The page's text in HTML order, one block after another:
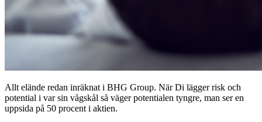
Allt elände redan inräknat i BHG Group. När Di lägger risk och
potential i var sin vågskål så väger potentialen tyngre, man ser en
uppsida på 50 procent i aktien.